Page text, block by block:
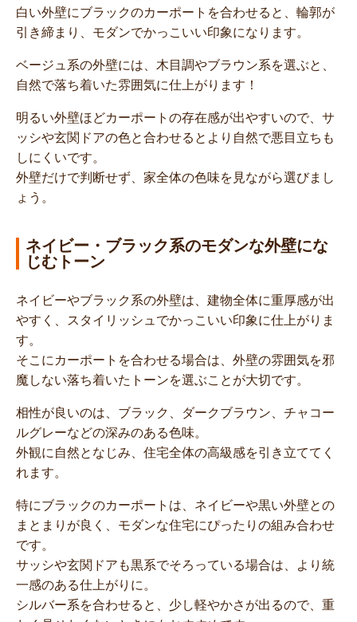
白い外壁にブラックのカーポートを合わせると、輪郭が
引き締まり、モダンでかっこいい印象になります。
ベージュ系の外壁には、木目調やブラウン系を選ぶと、
自然で落ち着いた雰囲気に仕上がります！
明るい外壁ほどカーポートの存在感が出やすいので、サ
ッシや玄関ドアの色と合わせるとより自然で悪目立ちも
しにくいです。
外壁だけで判断せず、家全体の色味を見ながら選びまし
ょう。
ネイビー・ブラック系のモダンな外壁にな
じむトーン
ネイビーやブラック系の外壁は、建物全体に重厚感が出
やすく、スタイリッシュでかっこいい印象に仕上がりま
す。
そこにカーポートを合わせる場合は、外壁の雰囲気を邪
魔しない落ち着いたトーンを選ぶことが大切です。
相性が良いのは、ブラック、ダークブラウン、チャコー
ルグレーなどの深みのある色味。
外観に自然となじみ、住宅全体の高級感を引き立ててく
れます。
特にブラックのカーポートは、ネイビーや黒い外壁との
まとまりが良く、モダンな住宅にぴったりの組み合わせ
です。
サッシや玄関ドアも黒系でそろっている場合は、より統
一感のある仕上がりに。
シルバー系を合わせると、少し軽やかさが出るので、重